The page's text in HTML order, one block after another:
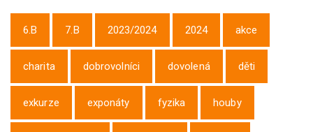
6.B 7.B 2023/2024 2024 akce
charita dobrovolníci dovolená děti
exkurze exponáty fyzika houby